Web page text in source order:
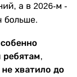
а в 2026-м -
больше.
ребятам,
хватило до